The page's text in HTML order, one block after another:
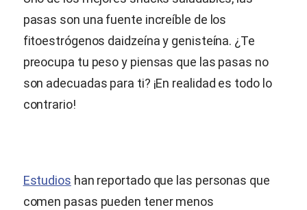
pasas son una fuente increíble de los
fitoestrógenos daidzeína y genisteína. ¿Te
preocupa tu peso y piensas que las pasas no
son adecuadas para ti? ¡En realidad es todo lo
contrario!
Estudios han reportado que las personas que
comen pasas pueden tener menos